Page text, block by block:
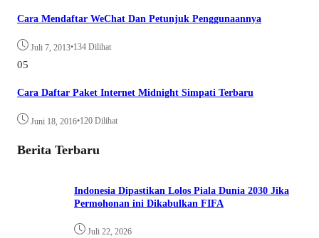
Cara Mendaftar WeChat Dan Petunjuk Penggunaannya
Juli 7, 2013•134 Dilihat
05
Cara Daftar Paket Internet Midnight Simpati Terbaru
Juni 18, 2016•120 Dilihat
Berita Terbaru
Indonesia Dipastikan Lolos Piala Dunia 2030 Jika
Permohonan ini Dikabulkan FIFA
Juli 22, 2026